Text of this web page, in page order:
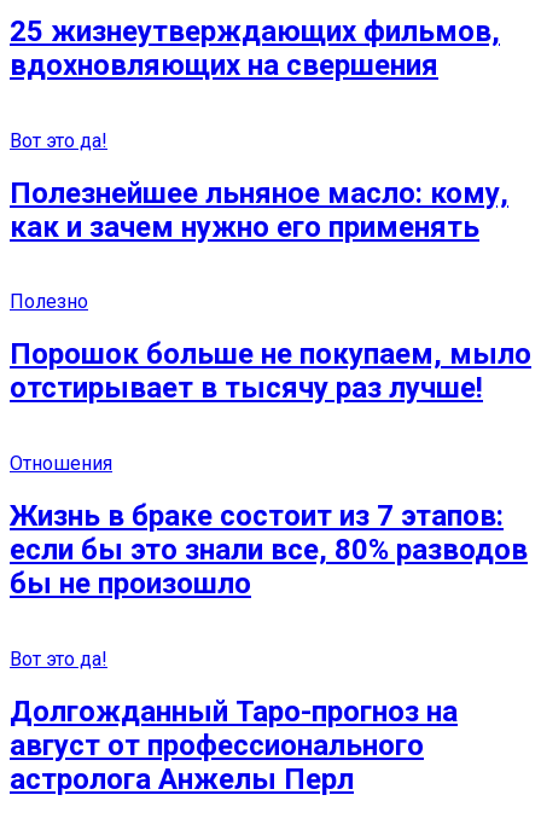
25 жизнеутверждающих фильмов,
вдохновляющих на свершения
Вот это да!
Полезнейшее льняное масло: кому,
как и зачем нужно его применять
Полезно
Порошок больше не покупаем, мыло
отстирывает в тысячу раз лучше!
Отношения
Жизнь в браке состоит из 7 этапов:
если бы это знали все, 80% разводов
бы не произошло
Вот это да!
Долгожданный Таро-прогноз на
август от профессионального
астролога Анжелы Перл